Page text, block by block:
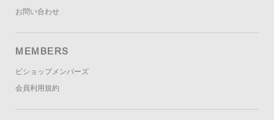
お問い合わせ
MEMBERS
ビショップメンバーズ
会員利用規約